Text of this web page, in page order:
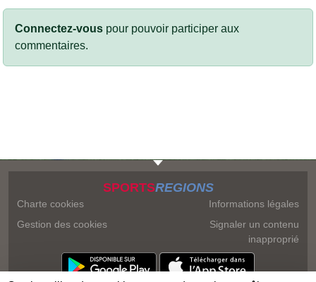
Connectez-vous pour pouvoir participer aux
commentaires.
SPORTSREGIONS
Charte cookies
Gestion des cookies
Informations légales
Signaler un contenu
inapproprié